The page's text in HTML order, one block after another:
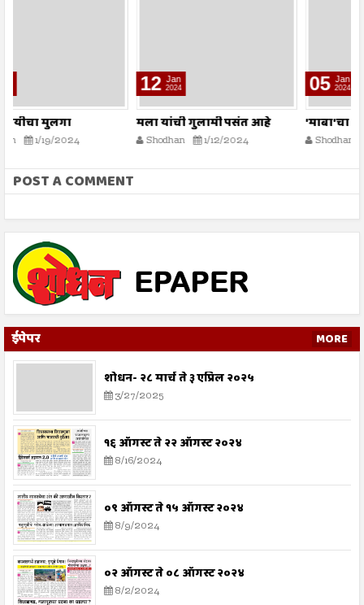
मला यांची गुलामी पसंत आहे
Shodhan
'माबा'चा जीवनप्रवास
Shodhan
POST A COMMENT
ईपेपर MORE
शोधन- २८ मार्च ते ३ एप्रिल २०२५
3/27/2025
१६ ऑगस्ट ते २२ ऑगस्ट २०२४
8/16/2024
०९ ऑगस्ट ते १५ ऑगस्ट २०२४
8/9/2024
०२ ऑगस्ट ते ०८ ऑगस्ट २०२४
8/2/2024